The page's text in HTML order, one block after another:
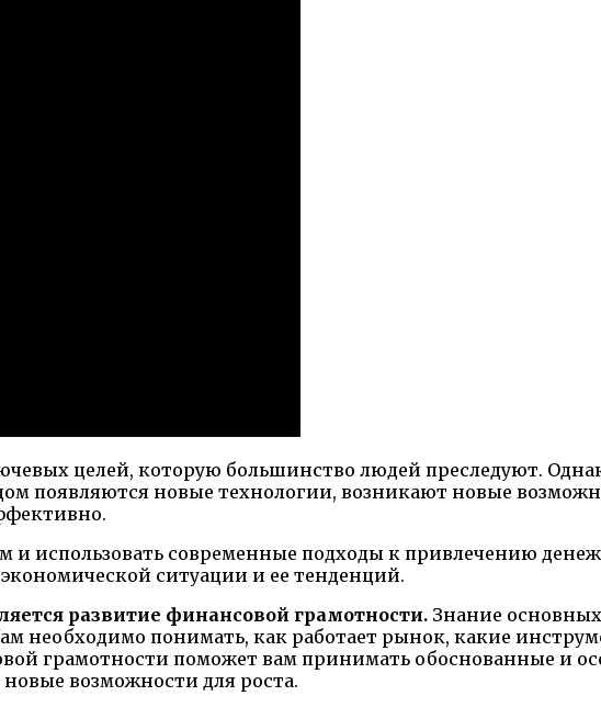
целей, которую большинство людей преследуют.
появляются новые технологии, возникают новые
и использовать современные подходы к привлечению
ситуации и ее тенденций.
развитие финансовой грамотности. Знание
необходимо понимать, как работает рынок, какие
грамотности поможет вам принимать обоснованные и
возможности для роста.